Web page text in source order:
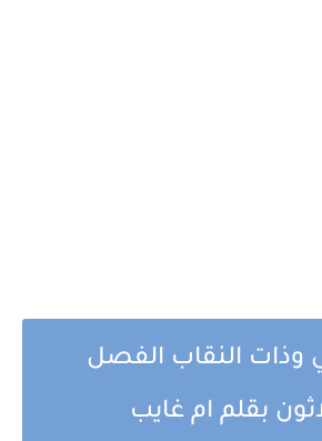
وذات النقاب الفصل
بقلم ام غايب